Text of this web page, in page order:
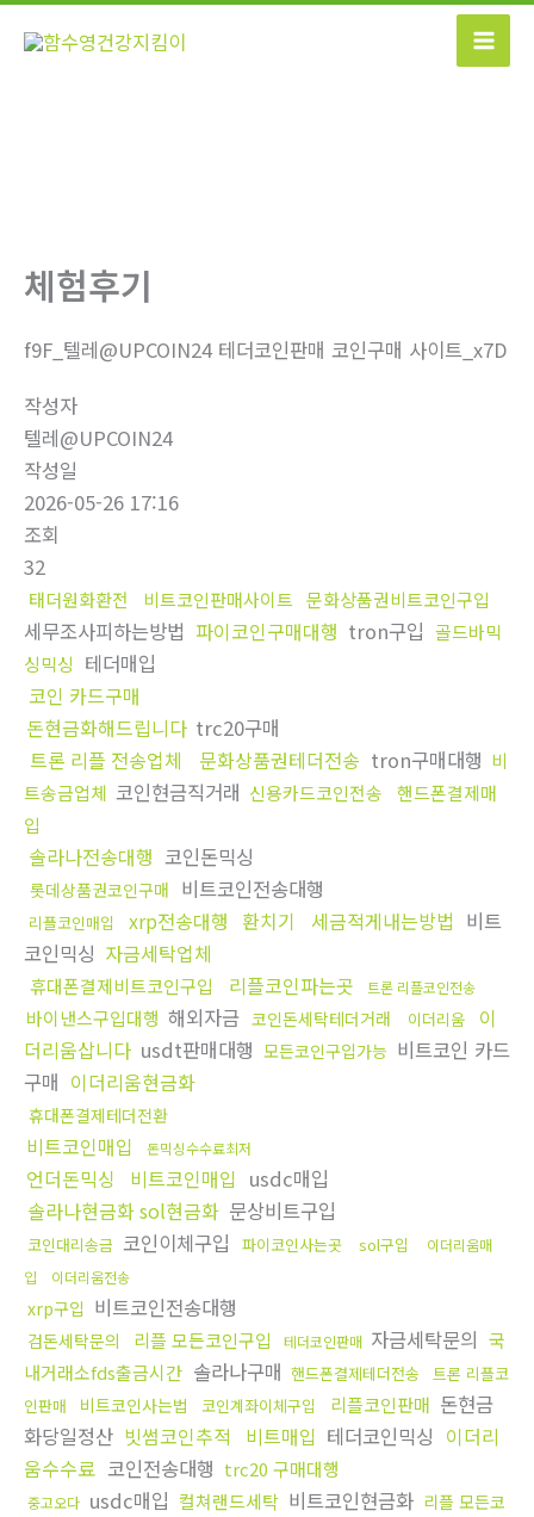
콘
체험후기
f9F_텔레@UPCOIN24 테더코인판매 코인구매 사이트_x7D
작성자
텔레@UPCOIN24
작성일
2026-05-26 17:16
조회
32
태더원화환전 비트코인판매사이트 문화상품권비트코인구입
세무조사피하는방법 파이코인구매대행 tron구입 골드바믹
싱믹싱 테더매입
코인 카드구매
돈현금화해드립니다 trc20구매
트론 리플 전송업체
문화상품권테더전송 tron구매대행 비
트송금업체 코인현금직거래 신용카드코인전송
핸드폰결제매
입
솔라나전송대행 코인돈믹싱
롯데상품권코인구매 비트코인전송대행
리플코인매입 xrp전송대행 환치기 세금적게내는방법 비트
코인믹싱 자금세탁업체
휴대폰결제비트코인구입 리플코인파는곳 트론 리플코인전송
바이낸스구입대행 해외자금 코인돈세탁테더거래 이더리움
이
더리움삽니다 usdt판매대행 모든코인구입가능 비트코인 카드
구매 이더리움현금화
휴대폰결제테더전환
비트코인매입 돈믹싱수수료최저
언더돈믹싱 비트코인매입 usdc매입
솔라나현금화 sol현금화 문상비트구입
코인대리송금 코인이체구입 파이코인사는곳 sol구입
이더리움매
입
이더리움전송
xrp구입 비트코인전송대행
검돈세탁문의 리플 모든코인구입 테더코인판매 자금세탁문의 국
내거래소fds출금시간 솔라나구매 핸드폰결제테더전송
트론 리플코
인판매
비트코인사는법 코인계좌이체구입 리플코인판매 돈현금
화당일정산 빗썸코인추적 비트매입 테더코인믹싱 이더리
움수수료 코인전송대행 trc20 구매대행
중고오다 usdc매입 컬쳐랜드세탁 비트코인현금화 리플 모든코